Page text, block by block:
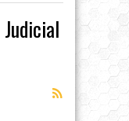
Judicial